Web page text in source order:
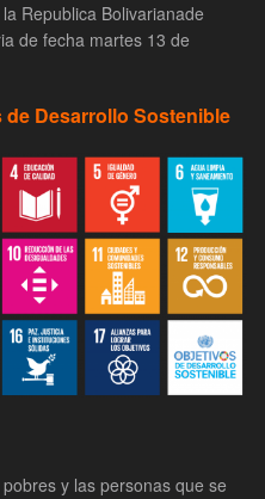
Republica Bolivarianade
de fecha martes 13 de
Desarrollo Sostenible
y las personas que se